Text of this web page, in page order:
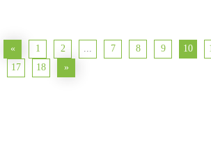
« 1 2 7 8 9 10
17
18 »